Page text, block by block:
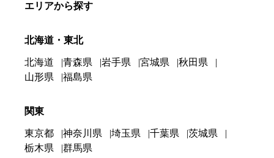
エリアから探す
北海道・東北
北海道 青森県 岩手県 宮城県
秋田県
山形県
福島県
関東
東京都 神奈川県 埼玉県 千葉県
茨城県
栃木県
群馬県